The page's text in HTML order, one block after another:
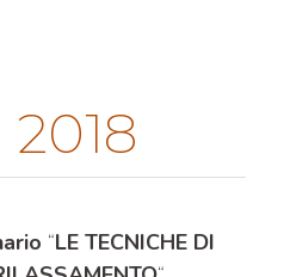
2018
“LE TECNICHE DI